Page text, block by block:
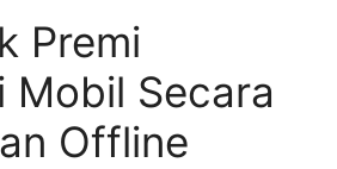
Premi
Mobil Secara
Offline